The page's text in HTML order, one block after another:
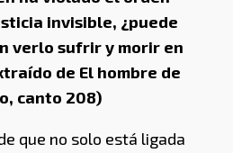
invisible, ¿puede
verlo sufrir y morir en
de El hombre de
canto 208)
que no solo está ligada